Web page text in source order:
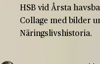
HSB vid Årsta
Collage med bilder
Näringslivshistoria.